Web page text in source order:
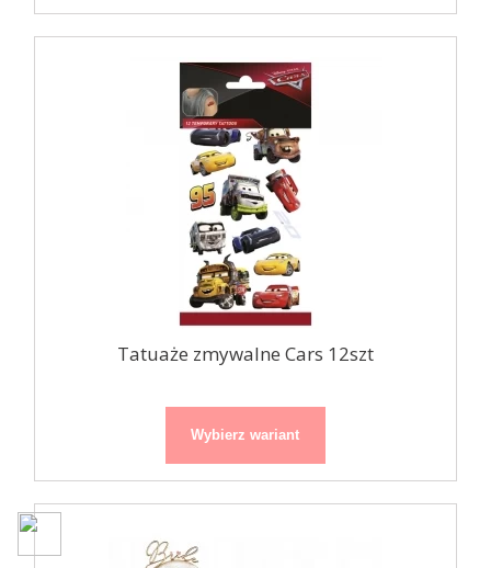
Tatuaże zmywalne Cars 12szt
Wybierz wariant